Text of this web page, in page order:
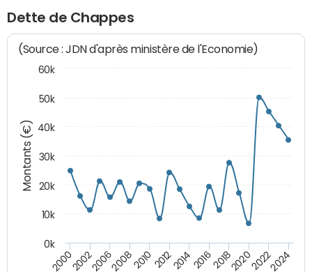
Dette de Chappes
Montants (€)
(Source : JDN d'après ministère de l'Economie)
20002002200620082010 2012201420162018202020222024
0k
10k
20k
30k
40k
50k
60k